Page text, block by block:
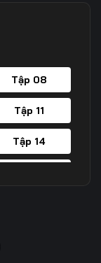
Tập 08
Tập 11
Tập 14